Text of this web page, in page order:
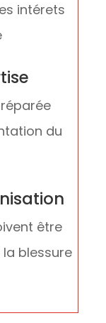
intérets
du
être
blessure